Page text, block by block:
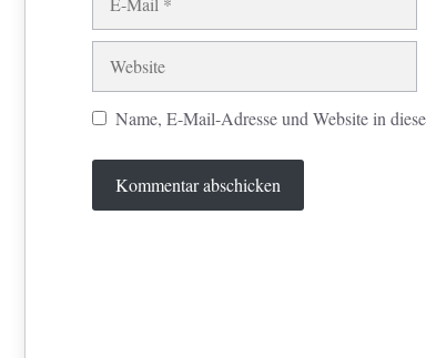
Website
Name, E-Mail-Adresse und Website in